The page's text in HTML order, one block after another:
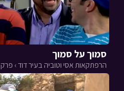
סמוך על סמוך
הרפתקאות אסי וטוביה בעיר דוד › פרק 11